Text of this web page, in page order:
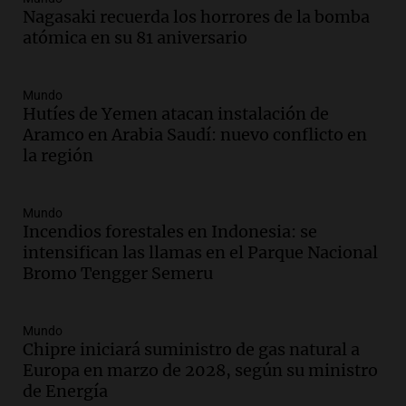
Audio.La historia de la servilleta que
firmó Jorge Messi para el primer
Episodios
Audio.Joan Gaspart: "Sin Jorge, no sé si
Messi hubiera llegado adonde llegó"
Audio. El orgullo y el sueño argentino de
Jorge Messi en una entrevista con Rony
Vargas en 2007
Audio.El abuelo de Agostina Vega, tras
las nuevas detenciones: "En esa casa
todos tenían algo que ver"
Nagasaki recuerda los horrores de la bomba
atómica en su 81 aniversario
Mundo
Hutíes de Yemen atacan instalación de
Aramco en Arabia Saudí: nuevo conflicto en
la región
Mundo
Incendios forestales en Indonesia: se
intensifican las llamas en el Parque Nacional
Bromo Tengger Semeru
Mundo
Chipre iniciará suministro de gas natural a
Europa en marzo de 2028, según su ministro
de Energía